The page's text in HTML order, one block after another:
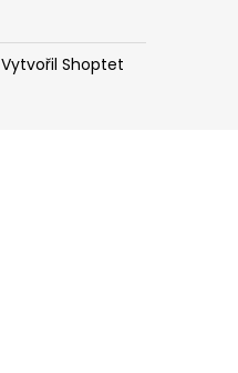
Vytvořil Shoptet